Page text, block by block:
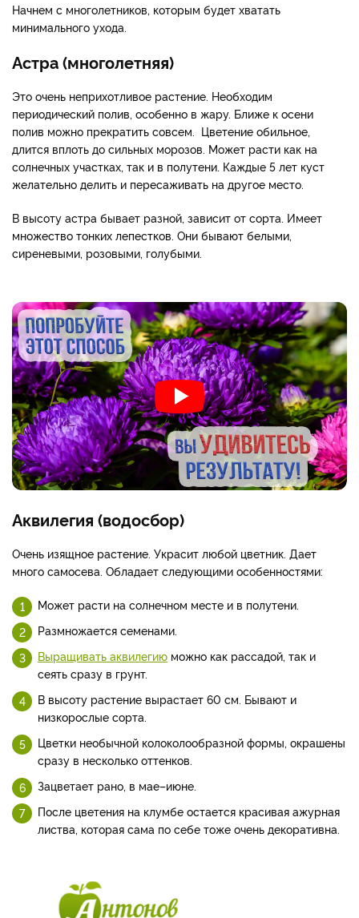
Начнем с многолетников, которым будет хватать
минимального ухода.
Астра (многолетняя)
Это очень неприхотливое растение. Необходим
периодический полив, особенно в жару. Ближе к осени
полив можно прекратить совсем. Цветение обильное,
длится вплоть до сильных морозов. Может расти как на
солнечных участках, так и в полутени. Каждые 5 лет куст
желательно делить и пересаживать на другое место.
В высоту астра бывает разной, зависит от сорта. Имеет
множество тонких лепестков. Они бывают белыми,
сиреневыми, розовыми, голубыми.
Аквилегия (водосбор)
Очень изящное растение. Украсит любой цветник. Дает
много самосева. Обладает следующими особенностями:
Может расти на солнечном месте и в полутени.
Размножается семенами.
Выращивать аквилегию можно как рассадой, так и
сеять сразу в грунт.
В высоту растение вырастает 60 см. Бывают и
низкорослые сорта.
Цветки необычной колоколообразной формы, окрашены
сразу в несколько оттенков.
Зацветает рано, в мае–июне.
После цветения на клумбе остается красивая ажурная
листва, которая сама по себе тоже очень декоративна.